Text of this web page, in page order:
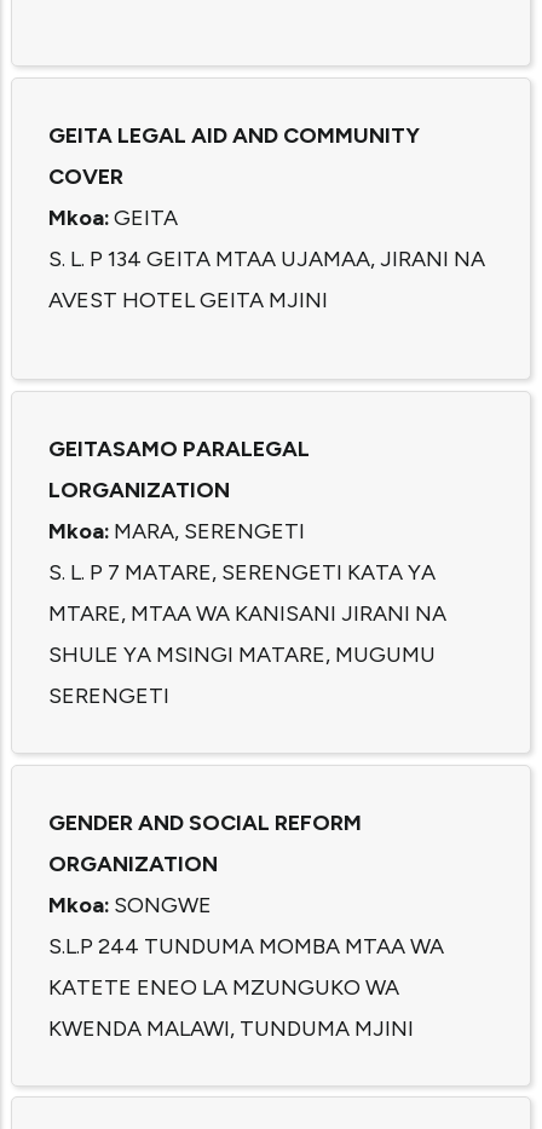
GEITA LEGAL AID AND COMMUNITY
COVER
Mkoa:GEITA
S. L. P 134 GEITA MTAA UJAMAA, JIRANI NA
AVEST HOTEL GEITA MJINI
GEITASAMO PARALEGAL
LORGANIZATION
Mkoa: MARA, SERENGETI
S. L. P 7 MATARE, SERENGETI KATA YA
MTARE, MTAA WA KANISANI JIRANI NA
SHULE YA MSINGI MATARE, MUGUMU
SERENGETI
GENDER AND SOCIAL REFORM
ORGANIZATION
Mkoa: SONGWE
S.L.P 244 TUNDUMA MOMBA MTAA WA
KATETE ENEO LA MZUNGUKO WA
KWENDA MALAWI, TUNDUMA MJINI